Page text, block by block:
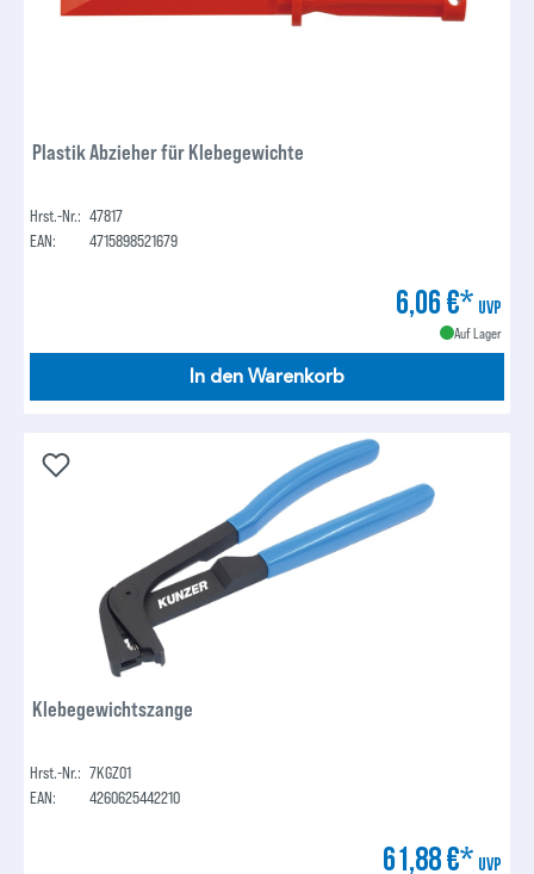
Plastik Abzieher für Klebegewichte
Hrst.-Nr.: 47817
EAN:
4715898521679
6,06 €* UVP
Auf Lager
In den Warenkorb
Klebegewichtszange
Hrst.-Nr.: 7KGZ01
EAN:
4260625442210
61,88 €* UVP